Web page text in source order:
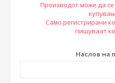
Производот може да
Само регистрирани
пишуваат
Наслов на